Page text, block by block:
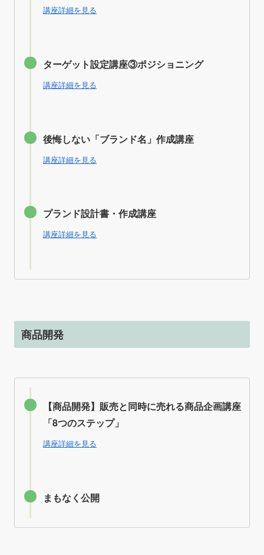
講座詳細を見る
ターゲット設定講座③ポジショニング
講座詳細を見る
後悔しない「ブランド名」作成講座
講座詳細を見る
プランド設計書・作成講座
講座詳細を見る
商品開発
【商品開発】販売と同時に売れる商品企画講座
「8つのステップ」
講座詳細を見る
まもなく公開